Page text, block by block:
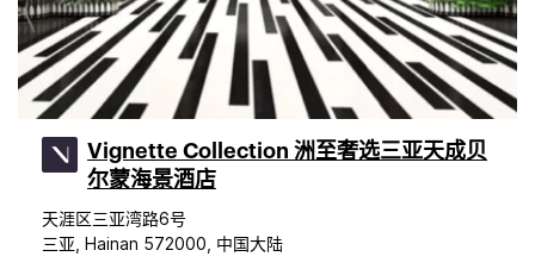
Vignette Collection 洲至奢选三亚天成贝
尔蒙海景酒店
天涯区三亚湾路6号
三亚, Hainan 572000, 中国大陆